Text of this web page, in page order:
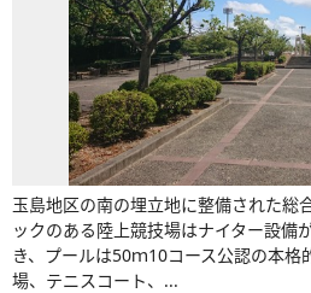
玉島地区の南の埋立地に整備された総
ックのある陸上競技場はナイター設備
き、プールは50ｍ10コース公認の本
場、テニスコート、...